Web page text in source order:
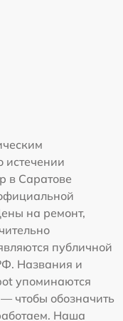
истечении
в Саратове
на ремонт,
публичной
Названия и
упоминаются
чтобы обозначить
Наша